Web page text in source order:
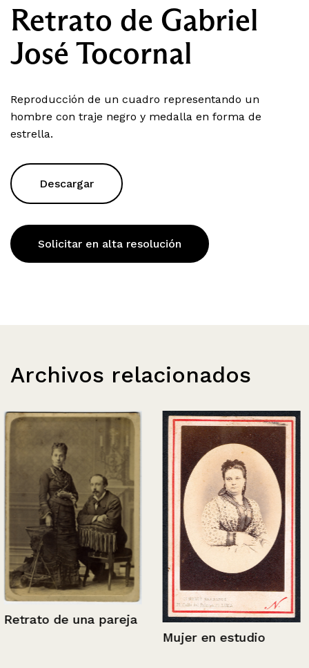
Retrato de Gabriel
José Tocornal
Reproducción de un cuadro representando un
hombre con traje negro y medalla en forma de
estrella.
Descargar
Solicitar en alta resolución
Archivos relacionados
Retrato de una pareja
Mujer en estudio